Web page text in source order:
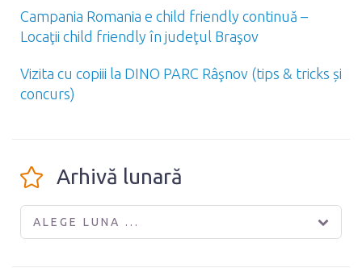
Campania Romania e child friendly continuă –
Locaţii child friendly în judeţul Braşov
Vizita cu copiii la DINO PARC Râşnov (tips & tricks și
concurs)
Arhivă lunară
ALEGE LUNA ...